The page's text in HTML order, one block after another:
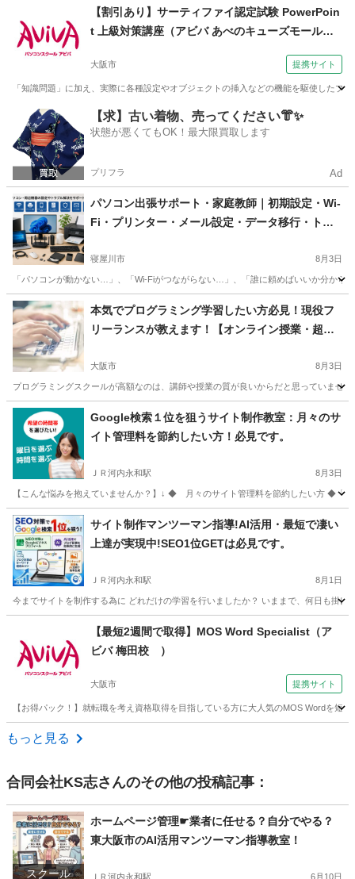
Webデザイナー ネットショップ
【割引あり】サーティファイ認定試験 PowerPoin
t 上級対策講座（アビバ あべのキューズモール校
大阪市 提携サイト
「知識問題」に加え、実際に各種設定やオブジェクトの挿入などの機能を駆使した
大阪 大阪市 パワーポイント
【求】古い着物、売ってください👘✨
状態が悪くてもOK！最大限買取します
プリフラ Ad
パソコン出張サポート・家庭教師｜初期設定・Wi-
Fi・プリンター・メール設定・データ移行・トラ
市・交野市・守口市・門真・大東・大阪市内も
寝屋川市 8月3日
「パソコンが動かない…」、「Wi-Fiがつながらない…」、「誰に頼めばいいか分か
大阪 寝屋川市 Windows総合 ネットショップ
本気でプログラミング学習したい方必見！現役フ
リーランスが教えます！【オンライン授業・超初
大阪市 8月3日
プログラミングスクールが高額なのは、講師や授業の質が良いからだと思っていませ
大阪 大阪市 プログラミング フリーランス
Google検索１位を狙うサイト制作教室：月々のサ
イト管理料を節約したい方！必見です。
ＪＲ河内永和駅 8月3日
【こんな悩みを抱えていませんか？】↓ ◆ 月々のサイト管理料を節約したい方 ◆「
大阪 東大阪市 ＪＲ河内永和駅 ホームページ作成 Canva
サイト制作マンツーマン指導!AI活用・最短で凄い
上達が実現中!SEO1位GETは必見です。
ＪＲ河内永和駅 8月1日
今までサイトを制作する為に どれだけの学習を行いましたか？ いままで、何日も掛
ＪＲ河内永和駅 パソコン
【最短2週間で取得】MOS Word Specialist（ア
ビバ 梅田校 ）
大阪市 提携サイト
【お得パック！】就転職を考え資格取得を目指している方に大人気のMOS Wordを
大阪 大阪市
もっと見る
合同会社KS志さんのその他の投稿記事：
スクール
ホームページ管理☛業者に任せる？自分でやる？
東大阪市のAI活用マンツーマン指導教室！
ＪＲ河内永和駅 6月10日